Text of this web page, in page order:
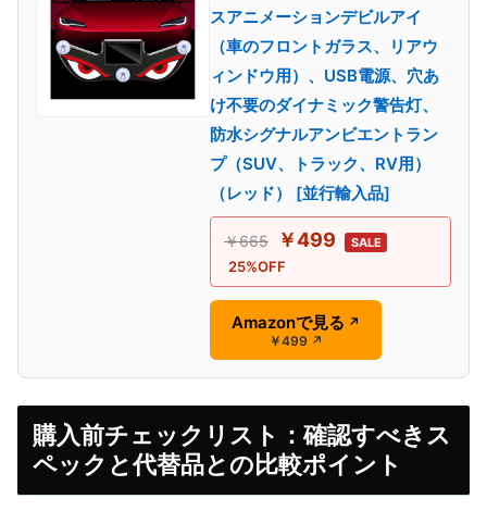
スアニメーションデビルアイ
（車のフロントガラス、リアウ
ィンドウ用）、USB電源、穴あ
け不要のダイナミック警告灯、
防水シグナルアンビエントラン
プ（SUV、トラック、RV用）
（レッド） [並行輸入品]
￥665 ￥499 SALE
25%OFF
Amazonで見る ↗
￥499 ↗
購入前チェックリスト：確認すべきス
ペックと代替品との比較ポイント